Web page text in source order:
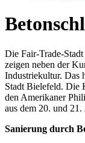
Die Fair-Trade-
zeigen neben der
Industriekultur. Das
Stadt Bielefeld. Die
den Amerikaner
aus dem 20. und 21.
Sanierung durch